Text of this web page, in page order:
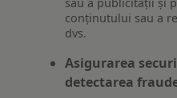
conținutului sau a
dvs.
Asigurarea
detectarea